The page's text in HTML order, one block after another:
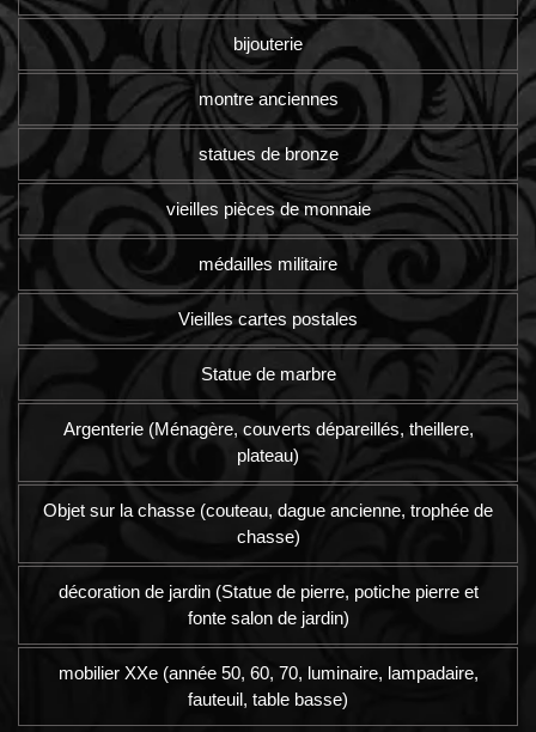
bijouterie
montre anciennes
statues de bronze
vieilles pièces de monnaie
médailles militaire
Vieilles cartes postales
Statue de marbre
Argenterie (Ménagère, couverts dépareillés, theillere,
plateau)
Objet sur la chasse (couteau, dague ancienne, trophée de
chasse)
décoration de jardin (Statue de pierre, potiche pierre et
fonte salon de jardin)
mobilier XXe (année 50, 60, 70, luminaire, lampadaire,
fauteuil, table basse)